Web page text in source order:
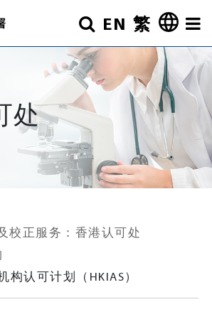
搜寻
EN 繁
其他
处
校正服务：香港认可处
构认可计划（HKIAS）